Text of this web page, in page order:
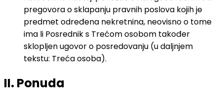
pregovora o sklapanju pravnih poslova kojih je
predmet određena nekretnina, neovisno o tome
ima li Posrednik s Trećom osobom također
sklopljen ugovor o posredovanju (u daljnjem
tekstu: Treća osoba).
II. Ponuda